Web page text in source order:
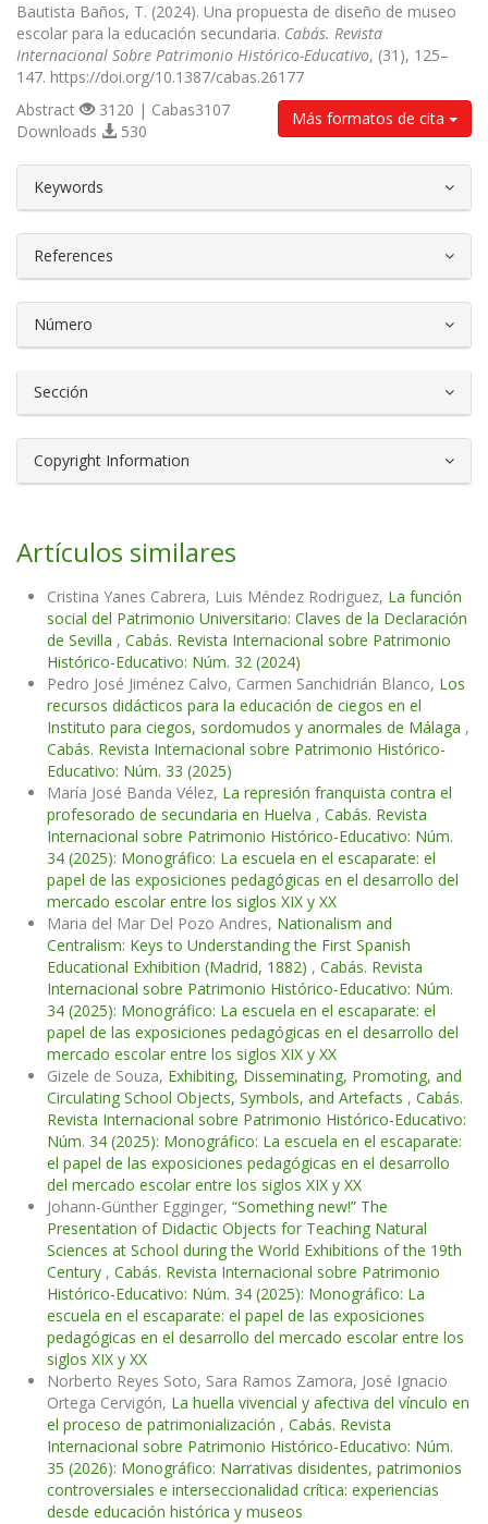
Bautista Baños, T. (2024). Una propuesta de diseño de museo
escolar para la educación secundaria. Cabás. Revista
Internacional Sobre Patrimonio Histórico-Educativo, (31), 125–
147. https://doi.org/10.1387/cabas.26177
Más formatos de cita
Abstract
3120 | Cabas3107
Downloads
530
Keywords
References
Número
Sección
Copyright Information
Artículos similares
Cristina Yanes Cabrera, Luis Méndez Rodriguez, La función
social del Patrimonio Universitario: Claves de la Declaración
de Sevilla , Cabás. Revista Internacional sobre Patrimonio
Histórico-Educativo: Núm. 32 (2024)
Pedro José Jiménez Calvo, Carmen Sanchidrián Blanco, Los
recursos didácticos para la educación de ciegos en el
Instituto para ciegos, sordomudos y anormales de Málaga ,
Cabás. Revista Internacional sobre Patrimonio Histórico-
Educativo: Núm. 33 (2025)
María José Banda Vélez, La represión franquista contra el
profesorado de secundaria en Huelva , Cabás. Revista
Internacional sobre Patrimonio Histórico-Educativo: Núm.
34 (2025): Monográfico: La escuela en el escaparate: el
papel de las exposiciones pedagógicas en el desarrollo del
mercado escolar entre los siglos XIX y XX
Maria del Mar Del Pozo Andres, Nationalism and
Centralism: Keys to Understanding the First Spanish
Educational Exhibition (Madrid, 1882) , Cabás. Revista
Internacional sobre Patrimonio Histórico-Educativo: Núm.
34 (2025): Monográfico: La escuela en el escaparate: el
papel de las exposiciones pedagógicas en el desarrollo del
mercado escolar entre los siglos XIX y XX
Gizele de Souza, Exhibiting, Disseminating, Promoting, and
Circulating School Objects, Symbols, and Artefacts , Cabás.
Revista Internacional sobre Patrimonio Histórico-Educativo:
Núm. 34 (2025): Monográfico: La escuela en el escaparate:
el papel de las exposiciones pedagógicas en el desarrollo
del mercado escolar entre los siglos XIX y XX
Johann-Günther Egginger, “Something new!” The
Presentation of Didactic Objects for Teaching Natural
Sciences at School during the World Exhibitions of the 19th
Century , Cabás. Revista Internacional sobre Patrimonio
Histórico-Educativo: Núm. 34 (2025): Monográfico: La
escuela en el escaparate: el papel de las exposiciones
pedagógicas en el desarrollo del mercado escolar entre los
siglos XIX y XX
Norberto Reyes Soto, Sara Ramos Zamora, José Ignacio
Ortega Cervigón, La huella vivencial y afectiva del vínculo en
el proceso de patrimonialización , Cabás. Revista
Internacional sobre Patrimonio Histórico-Educativo: Núm.
35 (2026): Monográfico: Narrativas disidentes, patrimonios
controversiales e interseccionalidad crítica: experiencias
desde educación histórica y museos